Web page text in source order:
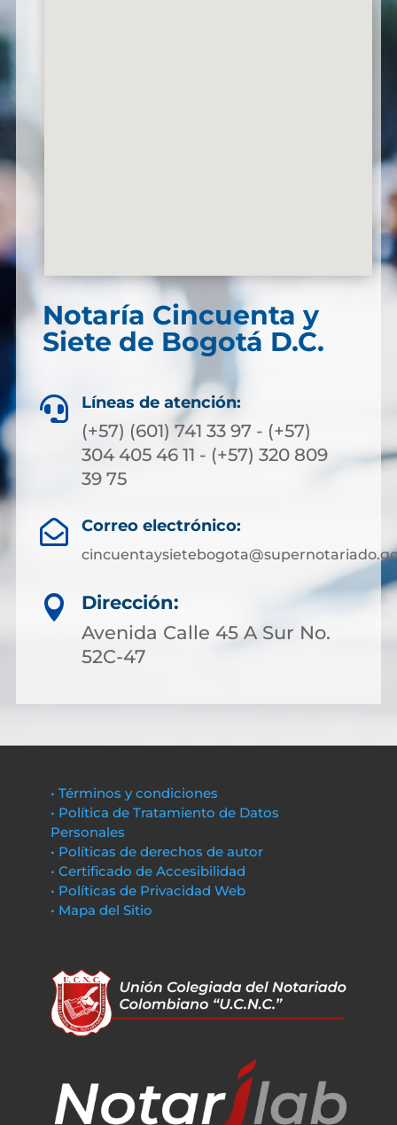
Notaría Cincuenta y
Siete de Bogotá D.C.
 Líneas de atención:
(+57) (601) 741 33 97 - (+57)
304 405 46 11 - (+57) 320 809
39 75
 Correo electrónico:

Dirección:
Avenida Calle 45 A Sur No.
52C-47
• Términos y condiciones
• Política de Tratamiento de Datos
Personales
• Políticas de derechos de autor
• Certificado de Accesibilidad
• Políticas de Privacidad Web
• Mapa del Sitio